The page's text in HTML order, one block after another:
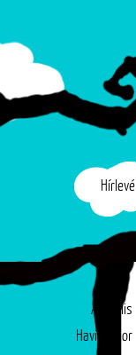
Hírlevél
Aktuális
Havi műsor